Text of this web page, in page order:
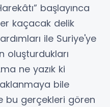
başlayınca
kaçacak delik
ile Suriye'ye
oluşturdukları
ne yazık ki
bile
bu gerçekleri gören